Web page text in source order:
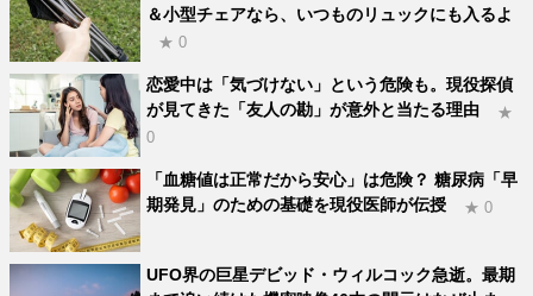
＆小型チェアなら、いつものリュックにも入るよ
★ 0
恋愛中は「気づけない」という危険も。現役探偵
が見てきた「友人の勘」が意外と当たる理由
★
0
「血糖値は正常だから安心」は危険？ 糖尿病「早
期発見」のための基礎を現役医師が伝授
★ 0
UFO界の巨星デビッド・ウィルコック急逝。最期